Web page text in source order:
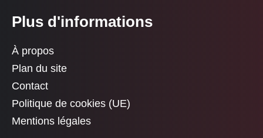
Plus d'informations
À propos
Plan du site
Contact
Politique de cookies (UE)
Mentions légales